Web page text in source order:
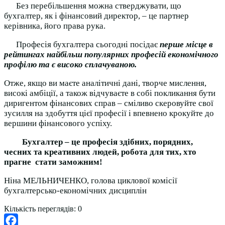
Без перебільшення можна стверджувати, що
бухгалтер, як і фінансовий директор, – це партнер
керівника, його права рука.
Професія бухгалтера сьогодні посідає перше місце в
рейтингах найбільш популярних професій економічного
профілю та є високо сплачуваною.
Отже, якщо ви маєте аналітичні дані, творче мислення,
високі амбіції, а також відчуваєте в собі покликання бути
диригентом фінансових справ – сміливо скеровуйте свої
зусилля на здобуття цієї професії і впевнено крокуйте до
вершини фінансового успіху.
Бухгалтер – це професія здібних, порядних,
чесних та креативних людей, робота для тих, хто
прагне стати заможним!
Ніна МЕЛЬНИЧЕНКО, голова циклової комісії
бухгалтерсько-економічних дисциплін
Кількість переглядів: 0